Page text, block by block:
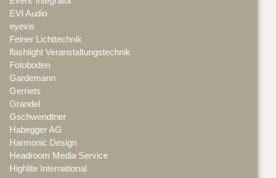
EVI Audio
eyevis
Feiner Lichttechnik
flashlight Veranstaltungstechnik
Fotoboden
Gardemann
Gerriets
Grandel
Gschwendtner
Habegger AG
Harmonic Design
Headroom Media Service
Highlite International